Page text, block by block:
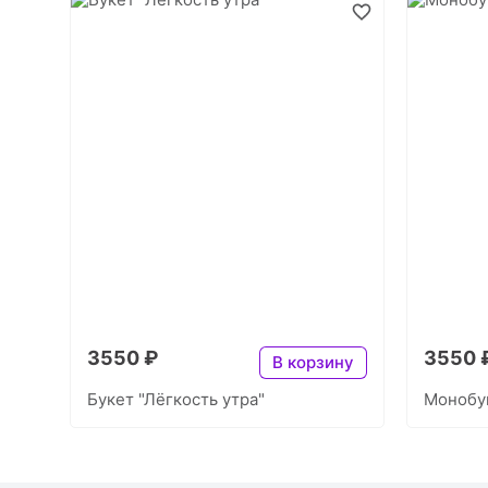
Букет "Лёгкость утра"
3550 ₽
В корзину
3550